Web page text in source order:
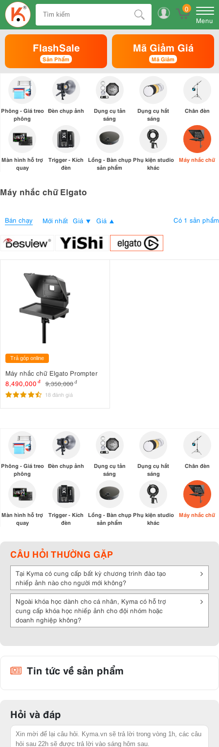
0
Menu
FlashSale
Sản Phẩm
Mã Giảm Giá
Mã Giảm
Phông - Giá treo
phông
Đèn chụp ảnh
Dụng cụ tản
sáng
Dụng cụ hắt
sáng
Chân đèn
Màn hình hỗ trợ
quay
Trigger - Kích
đèn
Lồng - Bàn chụp
sản phẩm
Phụ kiện studio
khác
Máy nhắc chữ
Máy nhắc chữ Elgato
Bán chạy Mới nhất Giá Giá Có 1 sản phẩm
Trả góp online
Máy nhắc chữ Elgato Prompter
8,490,000 đ 9,350,000đ
18 đánh giá
Phông - Giá treo
phông
Đèn chụp ảnh
Dụng cụ tản
sáng
Dụng cụ hắt
sáng
Chân đèn
Màn hình hỗ trợ
quay
Trigger - Kích
đèn
Lồng - Bàn chụp
sản phẩm
Phụ kiện studio
khác
Máy nhắc chữ
CÂU HỎI THƯỜNG GẶP
Tại Kyma có cung cấp bất kỳ chương trình đào tạo
nhiếp ảnh nào cho người mới không?
Ngoài khóa học dành cho cá nhân, Kyma có hỗ trợ
cung cấp khóa học nhiếp ảnh cho đội nhóm hoặc
doanh nghiệp không?
Tin tức về sản phẩm
Hỏi và đáp